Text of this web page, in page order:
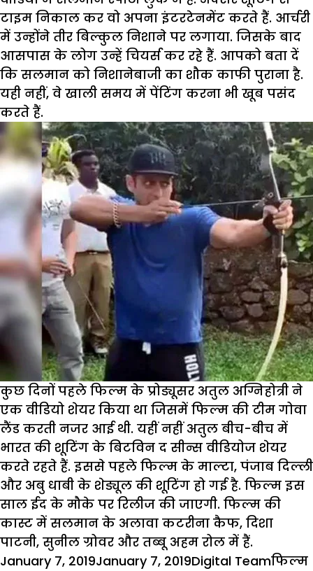
टाइम निकाल कर वो अपना इंटरटेनमेंट करते हैं. आर्चरी
में उन्होंने तीर बिल्कुल निशाने पर लगाया. जिसके बाद
आसपास के लोग उन्हें चियर्स कर रहे हैं. आपको बता दें
कि सलमान को निशानेबाजी का शौक काफी पुराना है.
यही नहीं, वे खाली समय में पेंटिंग करना भी खूब पसंद
करते हैं.
कुछ दिनों पहले फिल्म के प्रोड्यूसर अतुल अग्निहोत्री ने
एक वीडियो शेयर किया था जिसमें फिल्म की टीम गोवा
लैंड करती नजर आई थी. यहीं नहीं अतुल बीच-बीच में
भारत की शूटिंग के बिटविन द सीन्स वीडियोज शेयर
करते रहते हैं. इससे पहले फिल्म के माल्टा, पंजाब दिल्ली
और अबु धाबी के शेड्यूल की शूटिंग हो गई है. फिल्म इस
साल ईद के मौके पर रिलीज की जाएगी. फिल्म की
कास्ट में सलमान के अलावा कटरीना कैफ, दिशा
पाटनी, सुनील ग्रोवर और तब्बू अहम रोल में हैं.
Posted
January 7, 2019January 7, 2019Author
Digital Teamफिल्म